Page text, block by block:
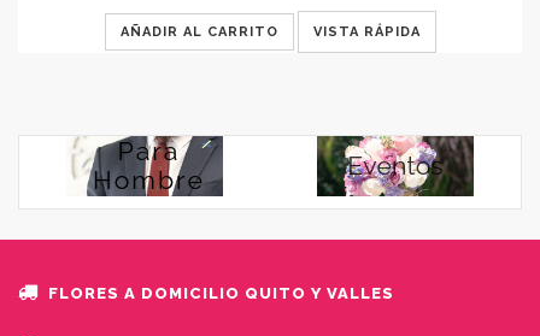
AÑADIR AL CARRITO VISTA RÁPIDA
FLORES A DOMICILIO QUITO Y VALLES